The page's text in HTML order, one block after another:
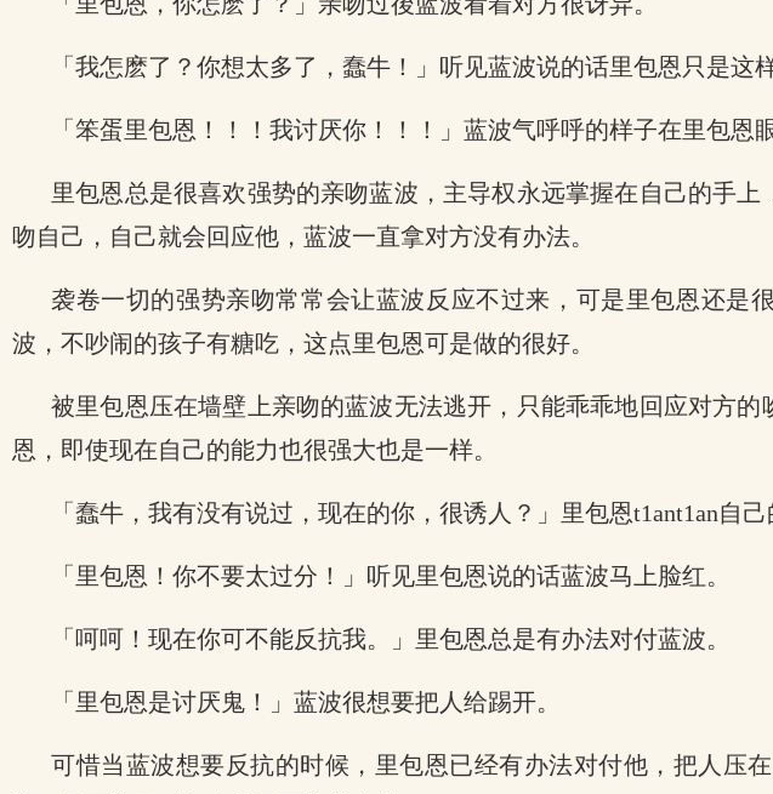
「我怎麽了？你想太多了，蠢牛！」听见蓝波说的话里包恩只是这样
「笨蛋里包恩！！！我讨厌你！！！」蓝波气呼呼的样子在里包恩
里包恩总是很喜欢强势的亲吻蓝波，主导权永远掌握在自己的手
吻自己，自己就会回应他，蓝波一直拿对方没有办法。
袭卷一切的强势亲吻常常会让蓝波反应不过来，可是里包恩还是
波，不吵闹的孩子有糖吃，这点里包恩可是做的很好。
被里包恩压在墙壁上亲吻的蓝波无法逃开，只能乖乖地回应对方
恩，即使现在自己的能力也很强大也是一样。
「蠢牛，我有没有说过，现在的你，很诱人？」里包恩t1ant1an自己
「里包恩！你不要太过分！」听见里包恩说的话蓝波马上脸红。
「呵呵！现在你可不能反抗我。」里包恩总是有办法对付蓝波。
「里包恩是讨厌鬼！」蓝波很想要把人给踢开。
可惜当蓝波想要反抗的时候，里包恩已经有办法对付他，把人压